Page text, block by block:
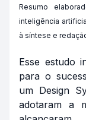
Resumo
inteligência
à síntese e
Esse estudo
para o
um Design
adotaram a